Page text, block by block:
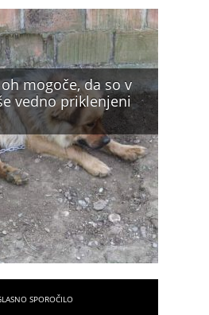
mogoče, da so v
vedno priklenjeni